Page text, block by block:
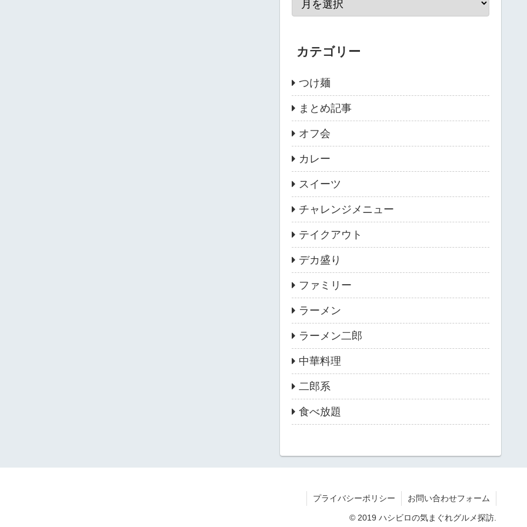
カテゴリー
つけ麺
まとめ記事
オフ会
カレー
スイーツ
チャレンジメニュー
テイクアウト
デカ盛り
ファミリー
ラーメン
ラーメン二郎
中華料理
二郎系
食べ放題
プライバシーポリシー お問い合わせフォーム
© 2019 ハシビロの気まぐれグルメ探訪.